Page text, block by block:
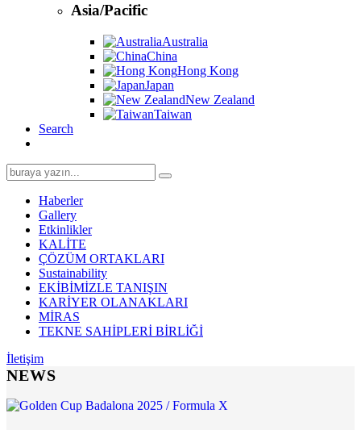
Asia/Pacific
Australia
China
Hong Kong
Japan
New Zealand
Taiwan
Search
Search
for:
Haberler
Gallery
Etkinlikler
KALİTE
ÇÖZÜM ORTAKLARI
Sustainability
EKİBİMİZLE TANIŞIN
KARİYER OLANAKLARI
MİRAS
TEKNE SAHİPLERİ BİRLİĞİ
İletişim
NEWS